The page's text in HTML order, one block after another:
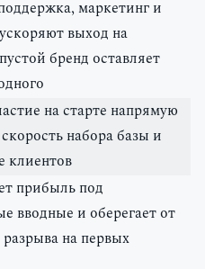
маркетинг и
выход на
бренд оставляет
на старте напрямую
набора базы и
клиентов
прибыль под
вводные и оберегает от
разрыва на первых